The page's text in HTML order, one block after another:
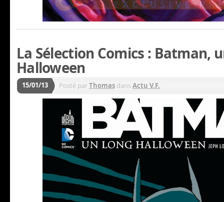
La Sélection Comics : Batman,
Halloween
15/01/13 Posté parThomas dansActu V.F.